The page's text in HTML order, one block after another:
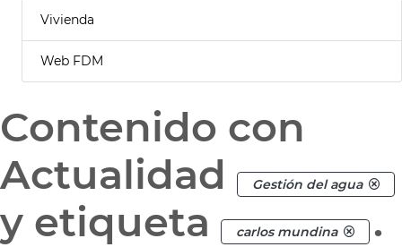
Vivienda
Web FDM
Contenido con
Actualidad
Gestión del agua
y etiqueta carlos mundina .